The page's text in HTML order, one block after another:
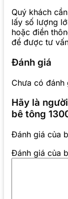
Quý khách
lấy số lượng
hoặc điền
để được tư
Đánh giá
Chưa có đánh
Hãy là
bê tông
Đánh giá của
Đánh giá của